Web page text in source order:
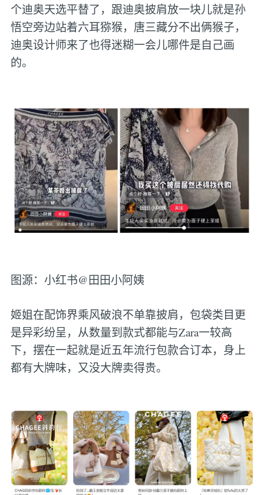
个迪奥天选平替了，跟迪奥披肩放一块儿就是孙
悟空旁边站着六耳猕猴，唐三藏分不出俩猴子，
迪奥设计师来了也得迷糊一会儿哪件是自己画
的。
图源：小红书@田田小阿姨
姬姐在配饰界乘风破浪不单靠披肩，包袋类目更
是异彩纷呈，从数量到款式都能与Zara一较高
下，摆在一起就是近五年流行包款合订本，身上
都有大牌味，又没大牌卖得贵。